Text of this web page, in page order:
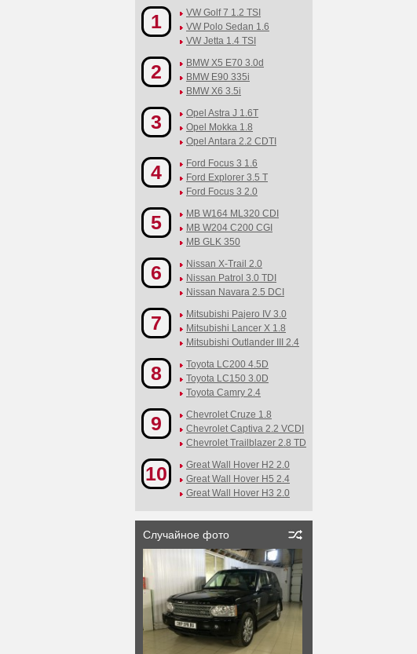
1
VW Golf 7 1.2 TSI
VW Polo Sedan 1.6
VW Jetta 1.4 TSI
2
BMW X5 E70 3.0d
BMW E90 335i
BMW X6 3.5i
3
Opel Astra J 1.6T
Opel Mokka 1.8
Opel Antara 2.2 CDTI
4
Ford Focus 3 1.6
Ford Explorer 3.5 T
Ford Focus 3 2.0
5
MB W164 ML320 CDI
MB W204 C200 CGI
MB GLK 350
6
Nissan X-Trail 2.0
Nissan Patrol 3.0 TDI
Nissan Navara 2.5 DCI
7
Mitsubishi Pajero IV 3.0
Mitsubishi Lancer X 1.8
Mitsubishi Outlander III 2.4
8
Toyota LC200 4.5D
Toyota LC150 3.0D
Toyota Camry 2.4
9
Chevrolet Cruze 1.8
Chevrolet Captiva 2.2 VCDI
Chevrolet Trailblazer 2.8 TD
10
Great Wall Hover H2 2.0
Great Wall Hover H5 2.4
Great Wall Hover H3 2.0
Случайное фото